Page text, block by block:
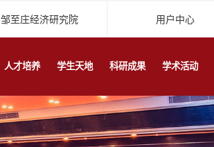
邹至庄经济研究院 用户中心
人才培养 学生天地 科研成果 学术活动